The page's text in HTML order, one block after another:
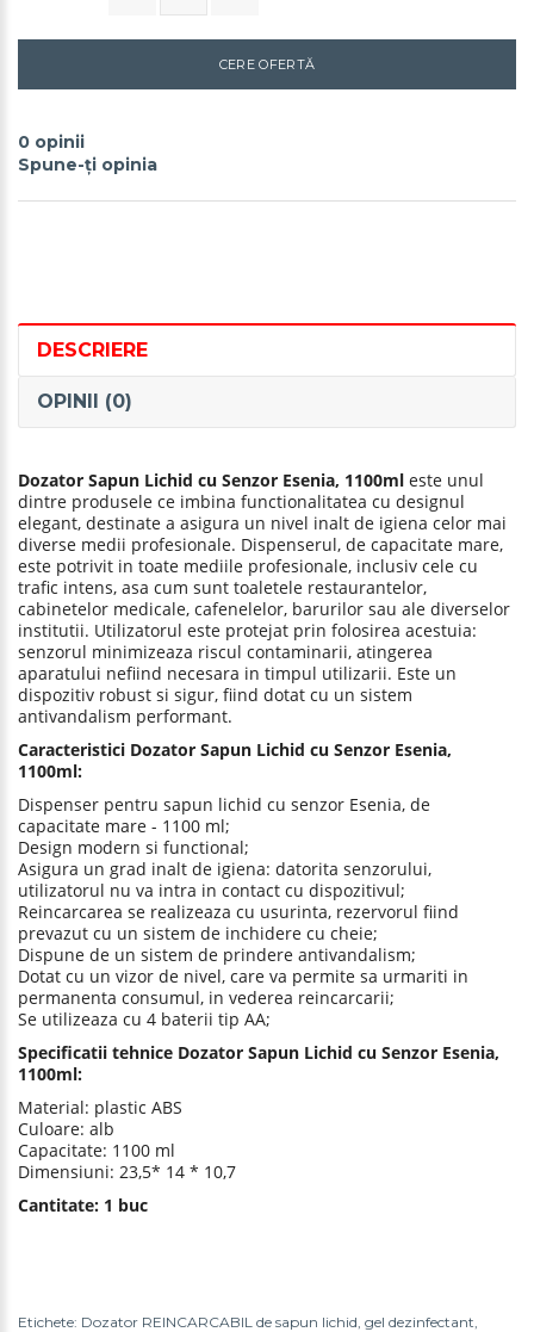
CERE OFERTĂ
0 opinii
Spune-ţi opinia
DESCRIERE
OPINII (0)
Dozator Sapun Lichid cu Senzor Esenia, 1100ml este unul
dintre produsele ce imbina functionalitatea cu designul
elegant, destinate a asigura un nivel inalt de igiena celor mai
diverse medii profesionale. Dispenserul, de capacitate mare,
este potrivit in toate mediile profesionale, inclusiv cele cu
trafic intens, asa cum sunt toaletele restaurantelor,
cabinetelor medicale, cafenelelor, barurilor sau ale diverselor
institutii. Utilizatorul este protejat prin folosirea acestuia:
senzorul minimizeaza riscul contaminarii, atingerea
aparatului nefiind necesara in timpul utilizarii. Este un
dispozitiv robust si sigur, fiind dotat cu un sistem
antivandalism performant.
Caracteristici Dozator Sapun Lichid cu Senzor Esenia,
1100ml:
Dispenser pentru sapun lichid cu senzor Esenia, de
capacitate mare - 1100 ml;
Design modern si functional;
Asigura un grad inalt de igiena: datorita senzorului,
utilizatorul nu va intra in contact cu dispozitivul;
Reincarcarea se realizeaza cu usurinta, rezervorul fiind
prevazut cu un sistem de inchidere cu cheie;
Dispune de un sistem de prindere antivandalism;
Dotat cu un vizor de nivel, care va permite sa urmariti in
permanenta consumul, in vederea reincarcarii;
Se utilizeaza cu 4 baterii tip AA;
Specificatii tehnice Dozator Sapun Lichid cu Senzor Esenia,
1100ml:
Material: plastic ABS
Culoare: alb
Capacitate: 1100 ml
Dimensiuni: 23,5* 14 * 10,7
Cantitate: 1 buc
Etichete: Dozator REINCARCABIL de sapun lichid gel dezinfectant